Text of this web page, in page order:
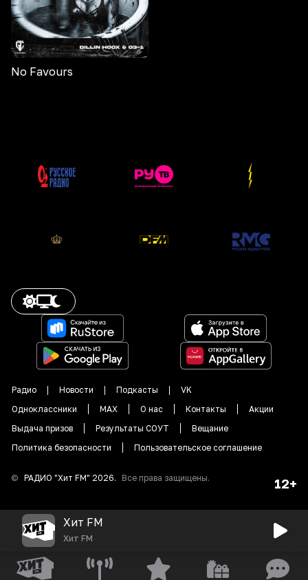
No Favours
Радио Новости Подкасты
VK
Одноклассники
MAX О нас Контакты
Акции
Выдача призов
Результаты СОУТ
Вещание
Политика безопасности
Пользовательское соглашение
© РАДИО "Хит FM" 2026. Все права защищены. 12+
Хит FM
Хит FM